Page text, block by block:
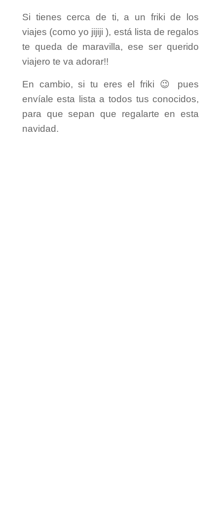
Si tienes cerca de ti, a un friki de los
viajes (como yo jijiji ), está lista de regalos
te queda de maravilla, ese ser querido
viajero te va adorar!!
En cambio, si tu eres el friki 😉 pues
envíale esta lista a todos tus conocidos,
para que sepan que regalarte en esta
navidad.